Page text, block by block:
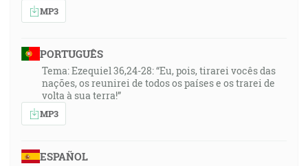
MP3
PORTUGUÊS
Tema: Ezequiel 36,24-28: “Eu, pois, tirarei vocês das
nações, os reunirei de todos os países e os trarei de
volta à sua terra!”
MP3
ESPAÑOL